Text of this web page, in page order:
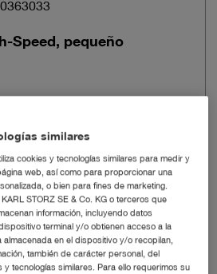
Speed, pequeño
17 mm
similares
cookies y tecnologías similares para medir y
web, así como para proporcionar una
o bien para fines de marketing.
STORZ SE & Co. KG o terceros que
información, incluyendo datos
terminal y/o obtienen acceso a la
en el dispositivo y/o recopilan,
también de carácter personal, del
tecnologías similares. Para ello requerimos su